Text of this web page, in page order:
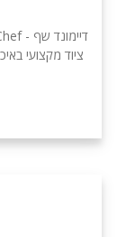
ציוד מקצועי